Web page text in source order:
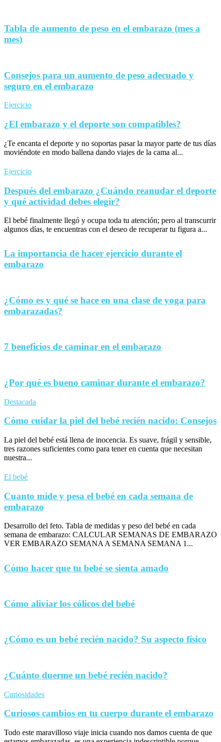
Tabla de aumento de peso en el embarazo (mes a
mes)
Consejos para un aumento de peso adecuado y
seguro en el embarazo
Ejercicio
¿El embarazo y el deporte son compatibles?
¿Te encanta el deporte y no soportas pasar la mayor parte de tus días
moviéndote en modo ballena dando viajes de la cama al...
Ejercicio
Después del embarazo ¿Cuándo reanudar el deporte
y qué actividad debes elegir?
El bebé finalmente llegó y ocupa toda tu atención; pero al transcurrir
algunos días, te encuentras con el deseo de recuperar tu figura a...
La importancia de hacer ejercicio durante el
embarazo
¿Cómo es y qué se hace en una clase de yoga para
embarazadas?
7 beneficios de caminar en el embarazo
¿Por qué es bueno caminar durante el embarazo?
Destacada
Cómo cuidar la piel del bebé recién nacido: Consejos
La piel del bebé está llena de inocencia. Es suave, frágil y sensible,
tres razones suficientes como para tener en cuenta que necesitan
nuestra...
El bebé
Cuanto mide y pesa el bebé en cada semana de
embarazo
Desarrollo del feto. Tabla de medidas y peso del bebé en cada
semana de embarazo: CALCULAR SEMANAS DE EMBARAZO
VER EMBARAZO SEMANA A SEMANA SEMANA 1...
Cómo hacer que tu bebé se sienta amado
Cómo aliviar los cólicos del bebé
¿Cómo es un bebé recién nacido? Su aspecto físico
¿Cuánto duerme un bebé recién nacido?
Curiosidades
Curiosos cambios en tu cuerpo durante el embarazo
Todo este maravilloso viaje inicia cuando nos damos cuenta de que